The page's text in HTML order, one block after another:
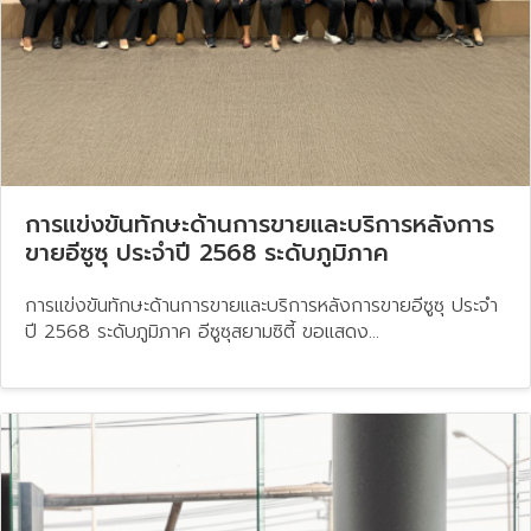
การแข่งขันทักษะด้านการขายและบริการหลังการ
ขายอีซูซุ ประจำปี 2568 ระดับภูมิภาค
การแข่งขันทักษะด้านการขายและบริการหลังการขายอีซูซุ ประจำ
ปี 2568 ระดับภูมิภาค อีซูซุสยามซิตี้ ขอแสดง...